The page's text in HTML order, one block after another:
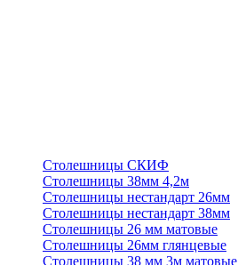
Столешницы СКИФ
Столешницы 38мм 4,2м
Столешницы нестандарт 26мм
Столешницы нестандарт 38мм
Столешницы 26 мм матовые
Столешницы 26мм глянцевые
Столешницы 38 мм 3м матовые